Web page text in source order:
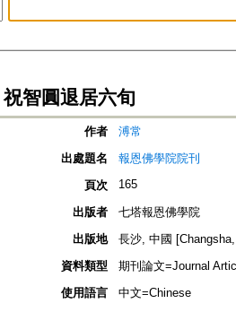
祝智圓退居六旬
作者
溥常
出處題名
報恩佛學院院刊
頁次
165
出版者
七塔報恩佛學院
出版地
長沙, 中國
資料類型
期刊論文=Journal
使用語言
中文=Chinese